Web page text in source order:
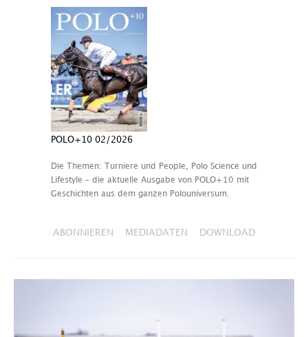
POLO+10 02/2026
Die Themen: Turniere und People, Polo Science und
Lifestyle – die aktuelle Ausgabe von POLO+10 mit
Geschichten aus dem ganzen Polouniversum.
ABONNIEREN MEDIADATEN DOWNLOAD